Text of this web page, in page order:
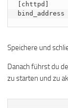
[chttpd]
Speichere und
Danach führst du
zu starten und zu